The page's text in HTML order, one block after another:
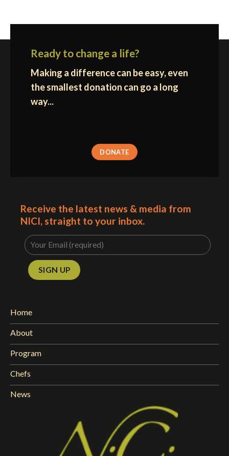
Ready to change a life?
Making a difference can be easy, even
the smallest donation can go a long
way...
DONATE
Receive the latest news & media from
NICI, straight to your inbox.
Home
About
Program
Chefs
News